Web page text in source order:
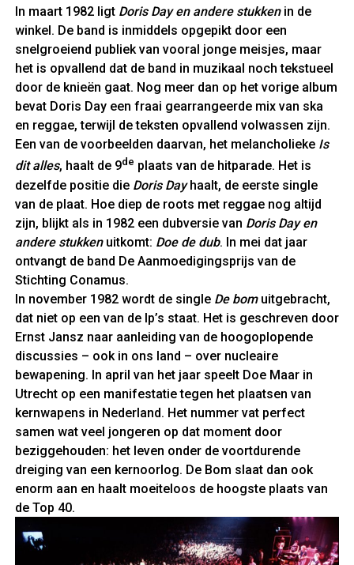
In maart 1982 ligt Doris Day en andere stukkenin de
winkel. De band is inmiddels opgepikt door een
snelgroeiend publiek van vooral jonge meisjes, maar
het is opvallend dat de band in muzikaal noch tekstueel
door de knieën gaat. Nog meer dan op het vorige album
bevat Doris Day een fraai gearrangeerde mix van ska
en reggae, terwijl de teksten opvallend volwassen zijn.
Een van de voorbeelden daarvan, het melancholieke Is
dit alles, haalt de 9de plaats van de hitparade. Het is
dezelfde positie die Doris Dayhaalt, de eerste single
van de plaat. Hoe diep de roots met reggae nog altijd
zijn, blijkt als in 1982 een dubversie van Doris Day en
andere stukkenuitkomt: Doe de dub. In mei dat jaar
ontvangt de band De Aanmoedigingsprijs van de
Stichting Conamus.
In november 1982 wordt de single De bomuitgebracht,
dat niet op een van de lp’s staat. Het is geschreven door
Ernst Jansz naar aanleiding van de hoogoplopende
discussies – ook in ons land – over nucleaire
bewapening. In april van het jaar speelt Doe Maar in
Utrecht op een manifestatie tegen het plaatsen van
kernwapens in Nederland. Het nummer vat perfect
samen wat veel jongeren op dat moment door
beziggehouden: het leven onder de voortdurende
dreiging van een kernoorlog. De Bom slaat dan ook
enorm aan en haalt moeiteloos de hoogste plaats van
de Top 40.